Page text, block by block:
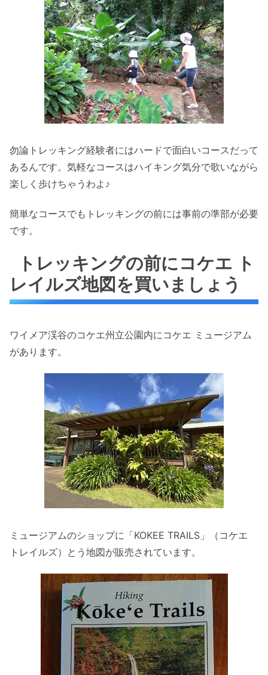
勿論トレッキング経験者にはハードで面白いコースだって
あるんです。気軽なコースはハイキング気分で歌いながら
楽しく歩けちゃうわよ♪
簡単なコースでもトレッキングの前には事前の準部が必要
です。
トレッキングの前にコケエ ト
レイルズ地図を買いましょう
ワイメア渓谷のコケエ州立公園内にコケエ ミュージアム
があります。
ミュージアムのショップに「KOKEE TRAILS」（コケエ
トレイルズ）とう地図が販売されています。